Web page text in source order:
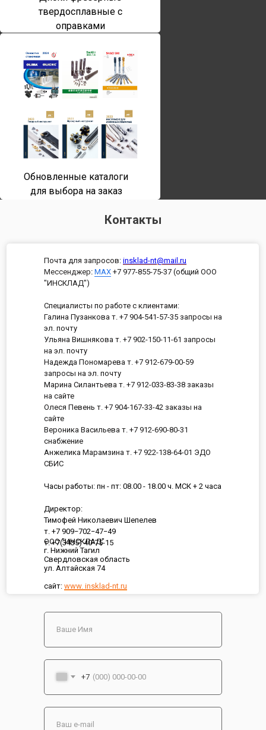
твердосплавные с
оправками
Обновленные каталоги
для выбора на заказ
Контакты
ООО "ИНСКЛАД"
г. Нижний Тагил
Свердловская область
ул. Алтайская 74
сайт: www. insklad-nt.ru
Почта для запросов: insklad-nt@mail.ru
Мессенджер: MAX +7 977-855-75-37 (общий ООО
"ИНСКЛАД")
Специалисты по работе с клиентами:
Галина Пузанкова т. +7 904-541-57-35 запросы на
эл. почту
Ульяна Вишнякова т. +7 902-150-11-61 запросы
на эл. почту
Надежда Пономарева т. +7 912-679-00-59
запросы на эл. почту
Марина Силантьева т. +7 912-033-83-38 заказы
на сайте
Олеся Певень т. +7 904-167-33-42 заказы на
сайте
Вероника Васильева т. +7 912-690-80-31
снабжение
Анжелика Марамзина т. +7 922-138-64-01 ЭДО
СБИС
Часы работы: пн - пт: 08.00 - 18.00 ч. МСК + 2 часа
Директор:
Тимофей Николаевич Шепелев
т. +7 909−702−47−49
т. +7(3435) 40-75-15
+7